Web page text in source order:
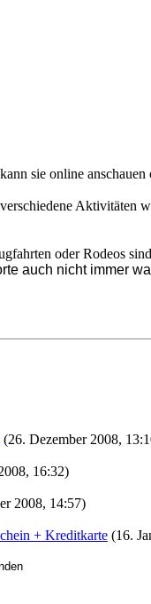
sie online anschauen
Aktivitäten
oder Rodeos
auch nicht immer
(26. Dezember 2008,
16:32)
2008, 14:57)
+ Kreditkarte (16.